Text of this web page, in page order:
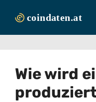
Inhalt
Wie wird